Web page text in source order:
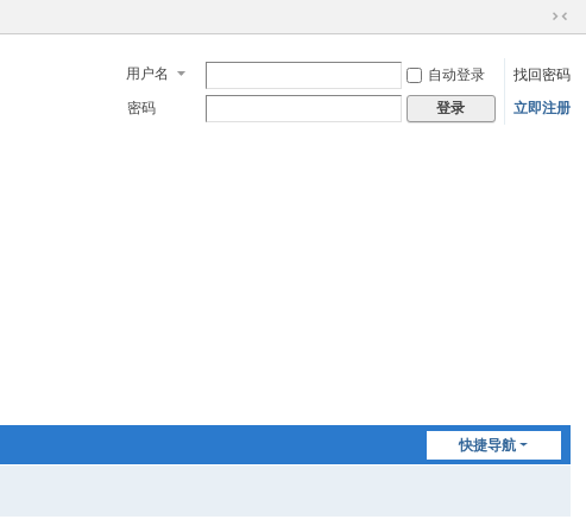
切
到
窄
用户名 自动登录
找回密码
密码
登录 立即注册
快捷导航